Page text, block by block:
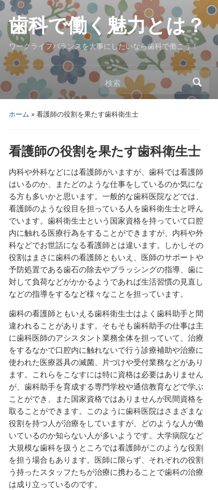
歯科で働く魅力とは？
ワークライフバランスを大事にしたいなら歯科で働こう！
検索
ホーム » 看護師の役割を果たす歯科衛生士
看護師の役割を果たす歯科衛生士
内科や外科などには看護師がいますが、歯科では看護師
はいるのか、またどのような仕事をしているのか気にな
る方も多いかと思います。一般的な歯科医院などでは、
看護師のような役目を担っている人を歯科衛生士と呼ん
でいます。歯科衛生士という国家資格を持っていて口腔
内に触れる医療行為をすることができますが、内科や外
科などでお世話になる看護師とは違います。しかしその
役割はまさに歯科の看護師ともいえ、医師のサポートや
予防処置である歯石の除去やブラッシングの指導、歯に
対して負荷などがかかるようであれば生活習慣の見直し
などの指導をするなど様々なことを担っています。
歯科の看護師ともいえる歯科衛生士はよく歯科助手と間
違われることがあります。そもそも歯科助手の仕事は主
に歯科医師のアシスタント業務全体を担っていて、治療
をするなかで口腔内に触れないで行う診療補助や治療に
使われた医療器具の滅菌、片づけや受付業務などがあり
ます。これらをこなすには特に資格は必要はありません
が、歯科助手を育成する専門学校や通信教育などで学ぶ
ことができ、また国家資格ではありませんが民間資格を
取ることができます。このように歯科医院はさまざまな
役割を持つ人が治療をしていますが、どのような人が働
いているのか知らない人が多いようです。大学病院など
大規模な歯科を扱うところでは看護師がこのような役割
を担う場合もあります。医師に限らず、それぞれの役割
う持ったスタッフたちが治療に携わることで歯科の治療
は成り立っているのです。